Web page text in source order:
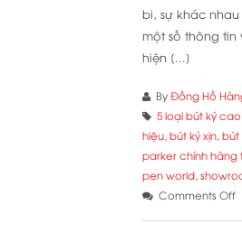
bi, sự khác
một số thông
hiện [...]
By Đồng Hồ
5 loại bút ký
hiệu bút ký xịn bút
parker chính hãng
pen world
Comments Offon